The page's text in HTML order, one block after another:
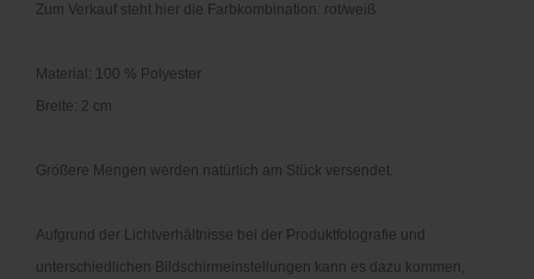
Zum Verkauf steht hier die Farbkombination: rot/weiß
Material: 100 % Polyester
Breite: 2 cm
Größere Mengen werden natürlich am Stück versendet.
Aufgrund der Lichtverhältnisse bei der Produktfotografie und
unterschiedlichen Bildschirmeinstellungen kann es dazu kommen,